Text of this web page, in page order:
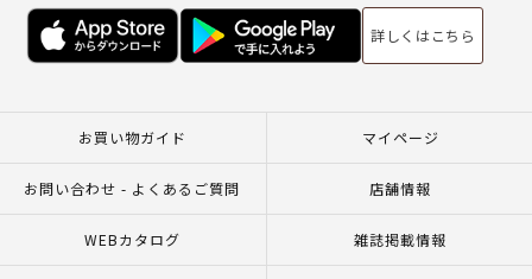
詳しくはこちら
お買い物ガイド マイページ
お問い合わせ - よくあるご質問 店舗情報
WEBカタログ 雑誌掲載情報